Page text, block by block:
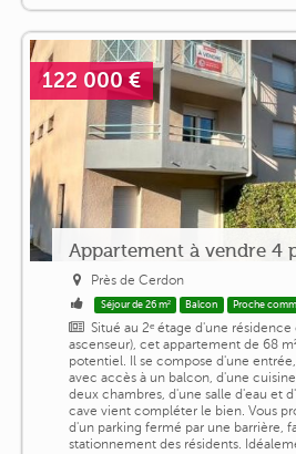
122 000 €
Appartement à vendre 4
Près de Cerdon
Séjour de 26 m² Balcon Proche
Situé au 2ᵉ étage d'une résidence
ascenseur), cet appartement de 68
potentiel. Il se compose d'une
avec accès à un balcon, d'une
deux chambres, d'une salle d'eau et
cave vient compléter le bien. Vous
d'un parking fermé par une barrière,
stationnement des résidents.